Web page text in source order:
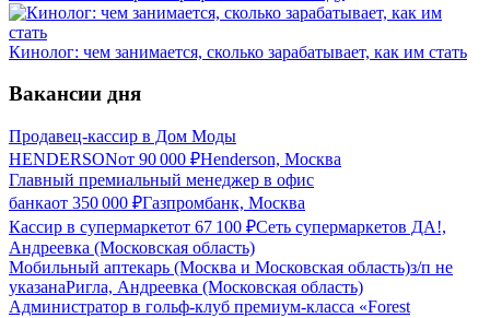
Кинолог: чем занимается, сколько зарабатывает, как им стать
Вакансии дня
Продавец-кассир в Дом Моды
HENDERSONот 90 000 ₽Henderson, Москва
Главный премиальный менеджер в офис
банкаот 350 000 ₽Газпромбанк, Москва
Кассир в супермаркетот 67 100 ₽Сеть супермаркетов ДА!,
Андреевка (Московская область)
Мобильный аптекарь (Москва и Московская область)з/п не
указанаРигла, Андреевка (Московская область)
Администратор в гольф-клуб премиум-класса «Forest